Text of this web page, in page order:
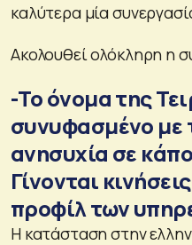
καλύτερα μία
Ακολουθεί ολόκληρη η
-Το όνομα της
συνυφασμένο με
ανησυχία σε
Γίνονται
προφίλ των
Η κατάσταση στην